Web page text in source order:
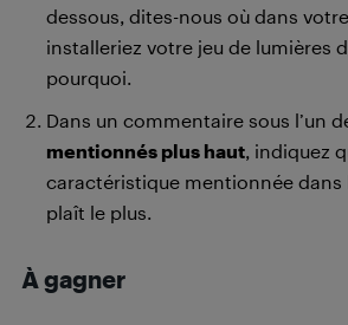
dessous, dites-nous où dans
installeriez votre jeu de lumières
pourquoi.
Dans un commentaire sous l’un
mentionnés plus haut, indiquez
caractéristique mentionnée dans
plaît le plus.
À gagner